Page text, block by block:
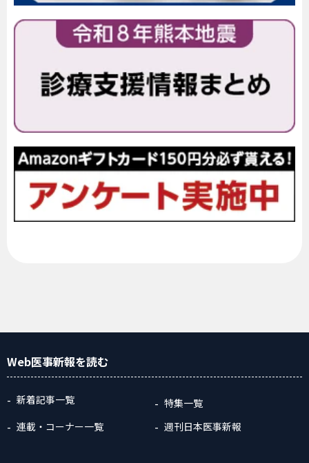
Web医事新報を読む
新着記事一覧
特集一覧
連載・コーナー一覧
週刊日本医事新報